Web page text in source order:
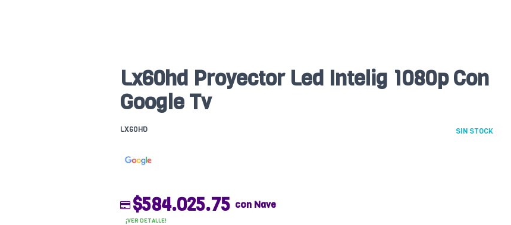
Lx60hd Proyector Led Intelig 1080p Con
Google Tv
LX60HD SIN STOCK
$584.025.75 con Nave
¡VER DETALLE!